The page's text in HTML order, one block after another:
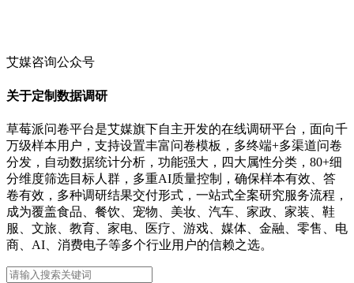
艾媒咨询公众号
关于定制数据调研
草莓派问卷平台是艾媒旗下自主开发的在线调研平台，面向千
万级样本用户，支持设置丰富问卷模板，多终端+多渠道问卷
分发，自动数据统计分析，功能强大，四大属性分类，80+细
分维度筛选目标人群，多重AI质量控制，确保样本有效、答
卷有效，多种调研结果交付形式，一站式全案研究服务流程，
成为覆盖食品、餐饮、宠物、美妆、汽车、家政、家装、鞋
服、文旅、教育、家电、医疗、游戏、媒体、金融、零售、电
商、AI、消费电子等多个行业用户的信赖之选。